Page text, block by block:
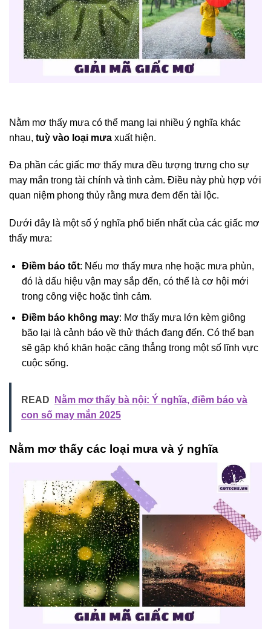
Nằm mơ thấy mưa có thể mang lại nhiều ý nghĩa khác
nhau, tuỳ vào loại mưa xuất hiện.
Đa phần các giấc mơ thấy mưa đều tượng trưng cho sự
may mắn trong tài chính và tình cảm. Điều này phù hợp với
quan niệm phong thủy rằng mưa đem đến tài lộc.
Dưới đây là một số ý nghĩa phổ biến nhất của các giấc mơ
thấy mưa:
Điềm báo tốt: Nếu mơ thấy mưa nhẹ hoặc mưa phùn,
đó là dấu hiệu vận may sắp đến, có thể là cơ hội mới
trong công việc hoặc tình cảm.
Điềm báo không may: Mơ thấy mưa lớn kèm giông
bão lại là cảnh báo về thử thách đang đến. Có thể bạn
sẽ gặp khó khăn hoặc căng thẳng trong một số lĩnh vực
cuộc sống.
READ
Nằm mơ thấy bà nội: Ý nghĩa, điềm báo và
con số may mắn 2025
Nằm mơ thấy các loại mưa và ý nghĩa